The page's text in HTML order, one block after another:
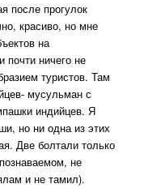
после прогулок
красиво, но мне
на
почти ничего не
туристов. Там
мусульман с
индийцев. Я
но ни одна из этих
Две болтали только
не
и не тамил).